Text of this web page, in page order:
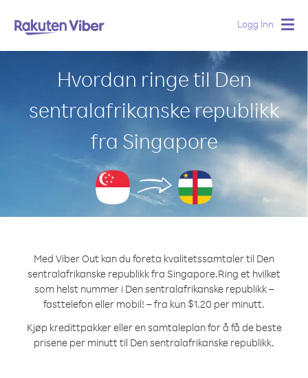
Logg Inn
Hvordan ringe til Den
sentralafrikanske republikk
fra Singapore
Med Viber Out kan du foreta kvalitetssamtaler til Den
sentralafrikanske republikk fra Singapore.Ring et hvilket
som helst nummer i Den sentralafrikanske republikk –
fasttelefon eller mobil! – fra kun $1.20 per minutt.
Kjøp kredittpakker eller en samtaleplan for å få de beste
prisene per minutt til Den sentralafrikanske republikk.